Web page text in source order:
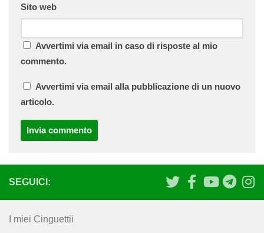
Sito web
Avvertimi via email in caso di risposte al mio
commento.
Avvertimi via email alla pubblicazione di un nuovo
articolo.
SEGUICI:
I miei Cinguettii